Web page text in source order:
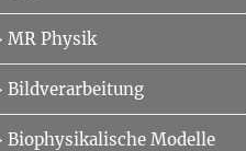
MR Physik
Bildverarbeitung
Biophysikalische Modelle